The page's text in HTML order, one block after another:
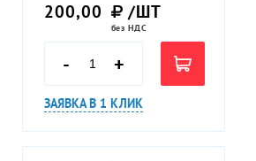
200,00 /ШТ
без НДС
- +
ЗАЯВКА В 1 КЛИК